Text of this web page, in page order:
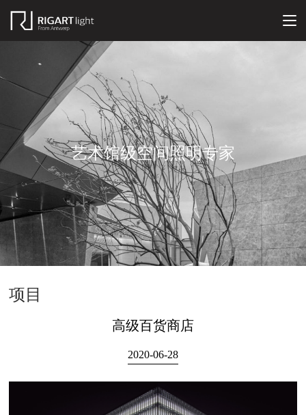
艺术馆级空间照明专家
项目
高级百货商店
2020-06-28